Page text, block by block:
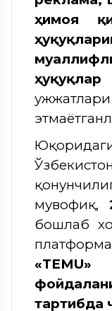
ҳимоя
мувофиқ,
бошлаб
тартибда